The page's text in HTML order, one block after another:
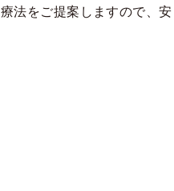
法をご提案しますので、安